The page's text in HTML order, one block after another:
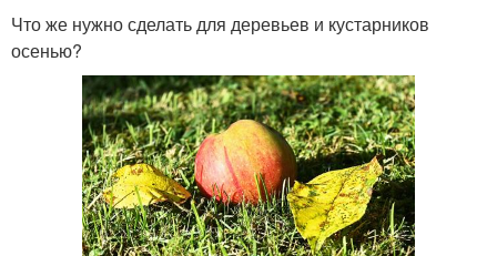
Что же нужно сделать для деревьев и кустарников
осенью?